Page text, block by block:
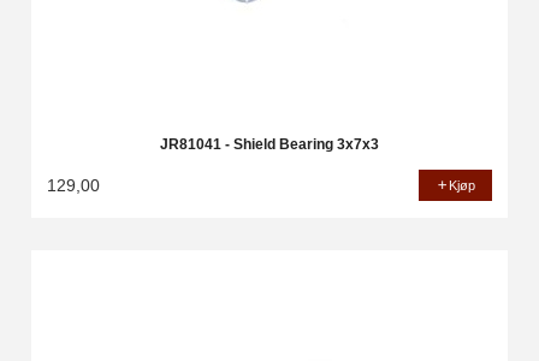
JR81041 - Shield Bearing 3x7x3
129,00 Kjøp